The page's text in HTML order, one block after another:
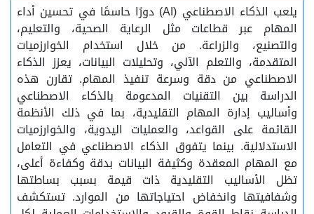
يلعب الذكاء الاصطناعي (AI) دورًا حاسمًا في تحسين أداء
المهام عبر قطاعات مثل الرعاية الصحية، والتعليم،
والتصنيع، والزراعة. من خلال استخدام الخوارزميات
المتقدمة، والتعلم الآلي، وتحليلات البيانات، يعزز الذكاء
الاصطناعي من دقة وسرعة تنفيذ المهام. تقارن هذه
الدراسة بين التقنيات المدعومة بالذكاء الاصطناعي
وأساليب إدارة المهام التقليدية، بما في ذلك الأنظمة
القائمة على القواعد، والعمليات اليدوية، والخوارزميات
الاستدلالية. بينما يتفوق الذكاء الاصطناعي في التعامل
مع المهام المعقدة وكثيفة البيانات بدقة وكفاءة أعلى،
تظل الأساليب التقليدية ذات قيمة بسبب بساطتها
وشفافيتها وانخفاض احتياجاتها من الموارد. تستكشف